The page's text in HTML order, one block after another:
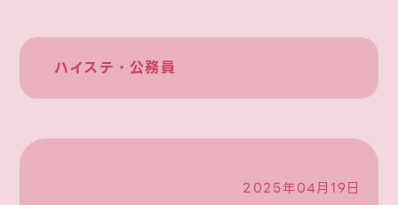
ハイステ・公務員
2025年04月19日